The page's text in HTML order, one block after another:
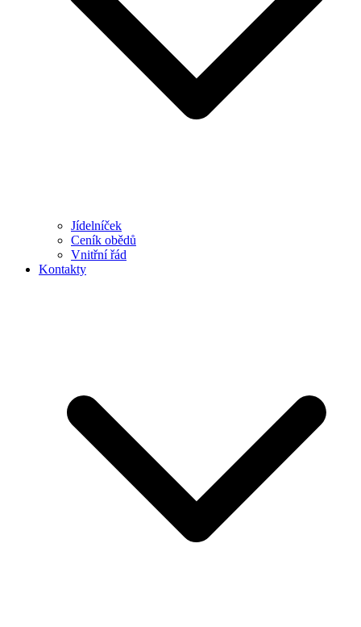
Jídelníček
Ceník obědů
Vnitřní řád
Kontakty